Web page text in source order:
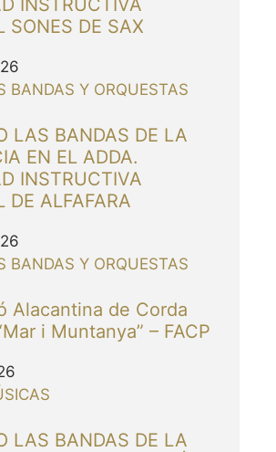
SONES DE SAX
BANDAS Y ORQUESTAS
LAS BANDAS DE LA
EN EL ADDA.
INSTRUCTIVA
DE ALFAFARA
BANDAS Y ORQUESTAS
Alacantina de Corda
i Muntanya” – FACP
LAS BANDAS DE LA